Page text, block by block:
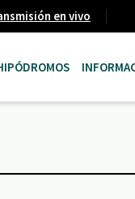
en vivo